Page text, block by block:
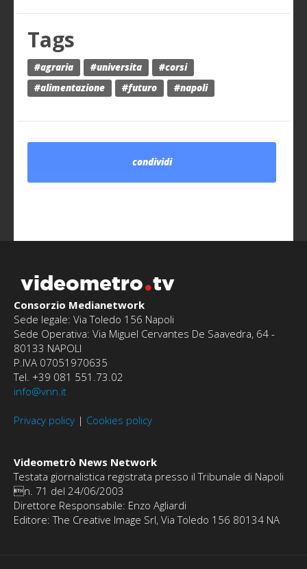
Tags
#agraria #universita
#corsi
#alimentazione
#futuro #napoli
condividi
videometro tv
Consorzio Medianetwork
Sede legale: Via Toledo 156 Napoli
Sede Operativa: Via Miguel Cervantes De Saavedra, 64 -
80133 NAPOLI
P.IVA 07051970635
Tel. +39 081 551.73.02
info@vnn.it
Privacy policy | Cookies policy
Videometrò News Network
Testata giornalistica registrata presso il Tribunale di Napoli
n. 71 del 24/06/2003
Direttore Responsabile: Enzo Agliardi
Editore: The Creative Image Srl, Via Toledo 156 80134 NA